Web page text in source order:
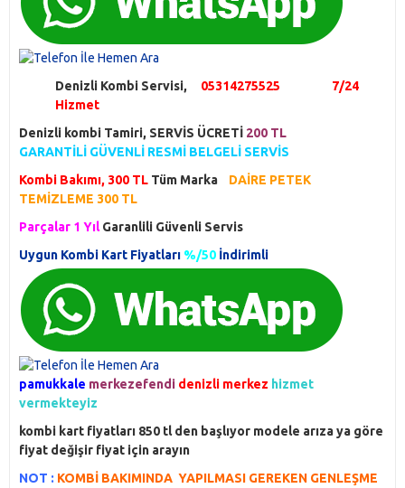
Denizli Kombi Servisi, 05314275525 7/24
Hizmet
Denizli kombi Tamiri, SERVİS ÜCRETİ 200 TL
GARANTİLİ GÜVENLİ RESMİ BELGELİ SERVİS
Kombi Bakımı, 300 TL Tüm Marka
DAİRE PETEK
TEMİZLEME 300 TL
Parçalar 1 YılGaranlili Güvenli Servis
Uygun Kombi Kart Fiyatları %/50 İndirimli
pamukkale merkezefendi denizli merkez hizmet
vermekteyiz
kombi kart fiyatları 850 tl den başlıyor modele arıza ya göre
fiyat değişir fiyat için arayın
NOT : KOMBİ BAKIMINDA YAPILMASI GEREKEN GENLEŞME